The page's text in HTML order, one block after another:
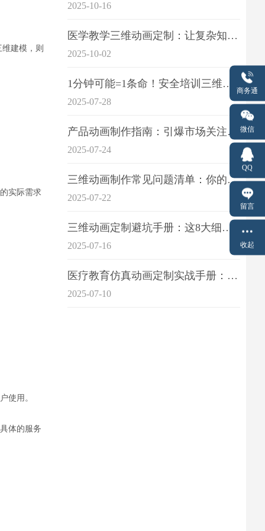
建模，则
实际需求
使用。
体的服务
2025-10-16
医学教学三维动画定制：让复杂知识一目了
2025-10-02
1分钟可能=1条命！安全培训三维动画制作成本效益深度拆解
2025-07-28
产品动画制作指南：引爆市场关注的视觉引擎
2025-07-24
三维动画制作常见问题清单：你的项目是否踩中这6大技术雷区？
2025-07-22
三维动画定制避坑手册：这8大细节重点关注
2025-07-16
医疗教育仿真动画定制实战手册：击破传统医学教育7大痛点
2025-07-10
商务通
微信
QQ
留言
收起